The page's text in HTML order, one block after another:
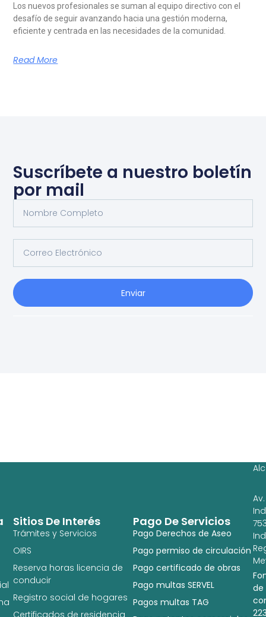
Los nuevos profesionales se suman al equipo directivo con el
desafío de seguir avanzando hacia una gestión moderna,
eficiente y centrada en las necesidades de la comunidad.
Read More
Suscríbete a nuestro boletín
por mail
Enviar
Pago De Servicios
Pago Derechos de Aseo
Pago permiso de circulación
Pago certificado de obras
Pago multas SERVEL
Pagos multas TAG
Sitios De Interés
Trámites y Servicios
OIRS
Reserva horas licencia de
conducir
Registro social de hogares
Av.
de